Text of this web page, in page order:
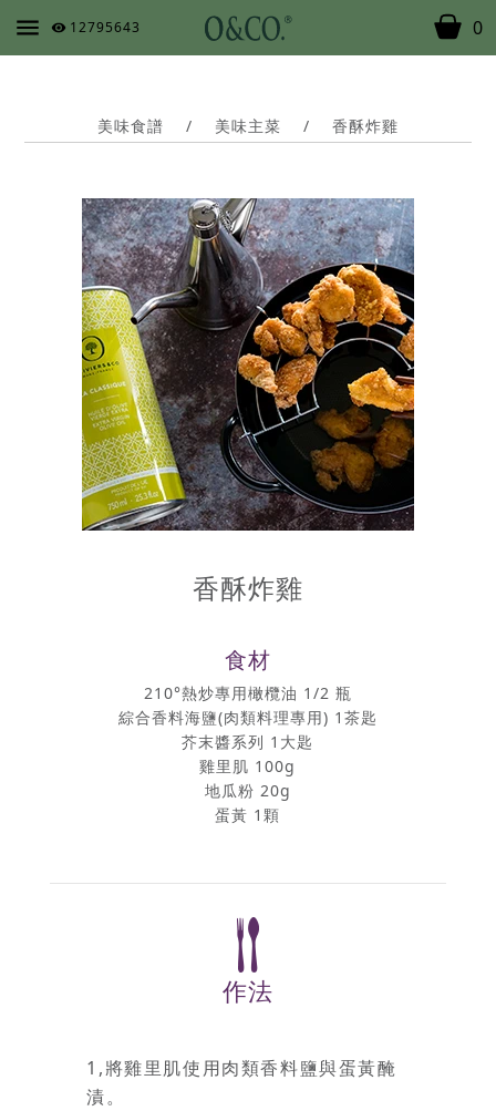
12795643 0
美味食譜 / 美味主菜 / 香酥炸雞
香酥炸雞
食材
210°熱炒專用橄欖油 1/2 瓶
綜合香料海鹽(肉類料理專用) 1茶匙
芥末醬系列 1大匙
雞里肌 100g
地瓜粉 20g
蛋黃 1顆
作法
1,將雞里肌使用肉類香料鹽與蛋黃醃
漬。